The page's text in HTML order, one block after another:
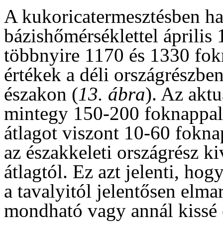
A kukoricatermesztésben
bázishőmérséklettel
többnyire 1170 és 1330
értékek a déli
északon (13. ábra). Az
mintegy 150-200
átlagot viszont 10-60
az északkeleti országrész
átlagtól. Ez azt jelenti,
a tavalyitól jelentősen
mondható vagy annál